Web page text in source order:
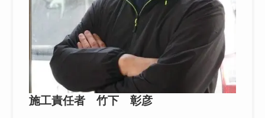
施工責任者 竹下 彰彦